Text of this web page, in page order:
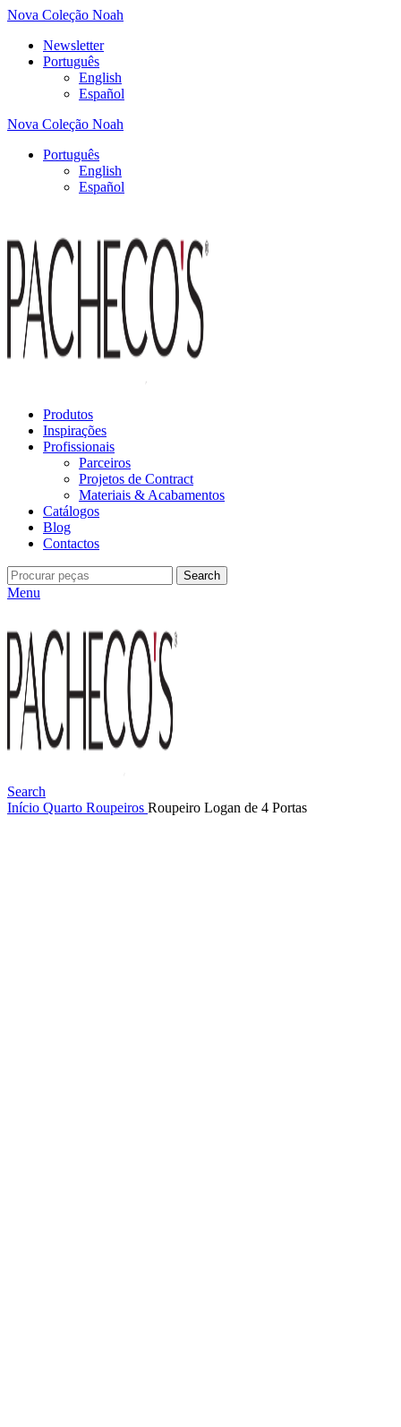
Nova Coleção Noah
Newsletter
Português
English
Español
Nova Coleção Noah
Português
English
Español
Produtos
Inspirações
Profissionais
Parceiros
Projetos de Contract
Materiais & Acabamentos
Catálogos
Blog
Contactos
Search
Menu
Search
Início Quarto Roupeiros Roupeiro Logan de 4 Portas